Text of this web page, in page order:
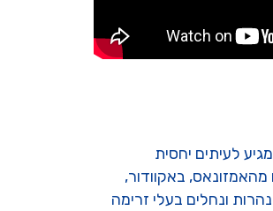
לעיתים יחסית
מהאמזונאס, באקוודור,
ונחלים בעלי זרימה